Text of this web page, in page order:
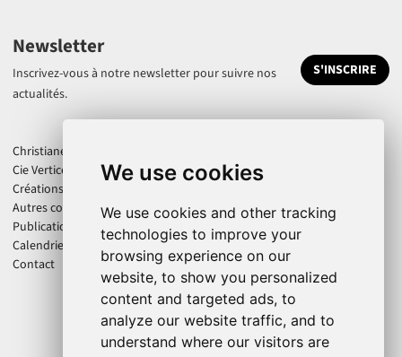
We use cookies
We use cookies and other tracking
technologies to improve your
browsing experience on our
website, to show you personalized
content and targeted ads, to
analyze our website traffic, and to
understand where our visitors are
Newsletter
Inscrivez-vous à notre newsletter pour suivre nos
actualités.
S'INSCRIRE
Christiane Jatahy
Cie Vertice
Créations
Autres collaborations
Publications
Calendrier
Contact